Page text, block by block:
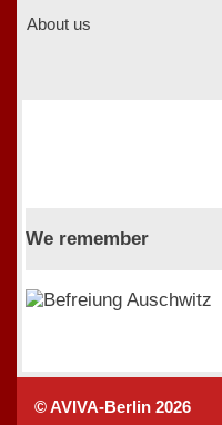
About us
We remember
© AVIVA-Berlin 2026